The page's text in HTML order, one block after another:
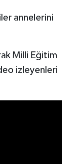
annelerini
Milli Eğitim
izleyenleri